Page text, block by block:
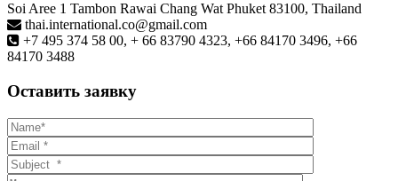
Soi Aree 1 Tambon Rawai Chang Wat Phuket 83100, Thailand
thai.international.co@gmail.com
+7 495 374 58 00, + 66 83790 4323, +66 84170 3496, +66
84170 3488
Оставить заявку